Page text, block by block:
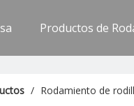
Productos de
/ Rodamiento de